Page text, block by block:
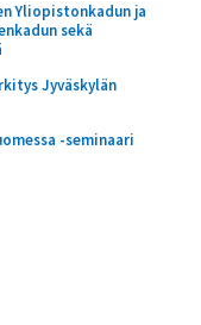
Yliopistonkadun ja
sekä
Jyväskylän
-seminaari